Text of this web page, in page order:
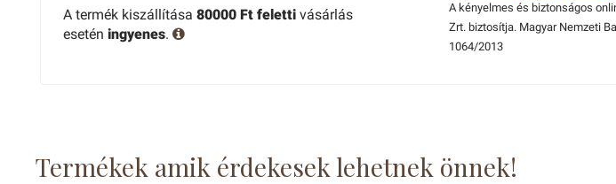
A termék kiszállítása 80000 Ft feletti vásárlás
esetén ingyenes.
A kényelmes és biztonságos
Zrt. biztosítja. Magyar Nemzeti
1064/2013
Termékek amik érdekesek lehetnek önnek!